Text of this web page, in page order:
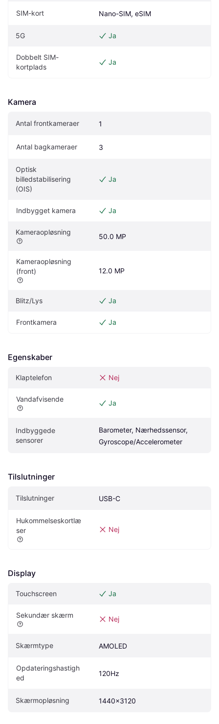
SIM-kort Nano-SIM, eSIM
5G Ja
Dobbelt SIM-
kortplads
Ja
Kamera
Antal frontkameraer 1
Antal bagkameraer 3
Optisk
billedstabilisering
(OIS)
Ja
Indbygget kamera Ja
Kameraopløsning
50.0 MP
Kameraopløsning
(front)
12.0 MP
Blitz/Lys Ja
Frontkamera Ja
Egenskaber
Klaptelefon Nej
Vandafvisende Ja
Indbyggede
sensorer
Barometer, Nærhedssensor,
Gyroscope/Accelerometer
Tilslutninger
Tilslutninger USB-C
Hukommelseskortlæ
ser
Nej
Display
Touchscreen Ja
Sekundær skærm Nej
Skærmtype AMOLED
Opdateringshastigh
ed
120Hz
Skærmopløsning 1440x3120